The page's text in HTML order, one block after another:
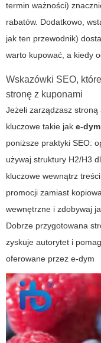
termin ważności)
rabatów. Dodatkowo,
jak ten przewodnik)
warto kupować, a kiedy
Wskazówki SEO,
stronę z kuponami
Jeżeli zarządzasz stroną
kluczowe takie jak e-dym
poniższe praktyki SEO:
używaj struktury H2/H3
kluczowe wewnątrz
promocji zamiast
wewnętrzne i zdobywaj
Dobrze przygotowana
zyskuje autorytet i
oferowane przez e-dym